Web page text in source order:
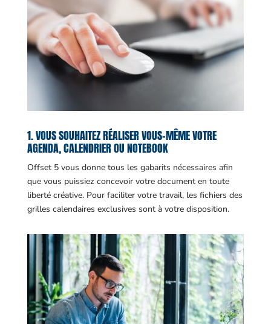
1. VOUS SOUHAITEZ RÉALISER VOUS-MÊME VOTRE
AGENDA, CALENDRIER OU NOTEBOOK
Offset 5 vous donne tous les gabarits nécessaires afin
que vous puissiez concevoir votre document en toute
liberté créative. Pour faciliter votre travail, les fichiers des
grilles calendaires exclusives sont à votre disposition.